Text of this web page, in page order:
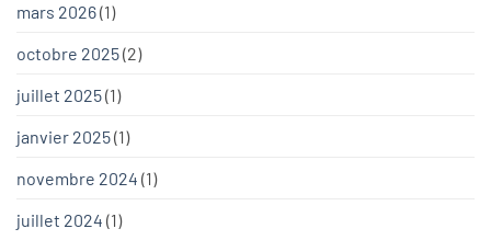
mars 2026(1)
octobre 2025(2)
juillet 2025(1)
janvier 2025(1)
novembre 2024 (1)
juillet 2024 (1)